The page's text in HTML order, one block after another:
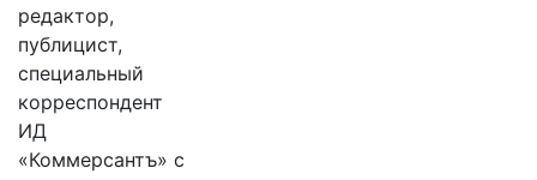
редактор,
публицист,
специальный
корреспондент
ИД
«Коммерсантъ» с